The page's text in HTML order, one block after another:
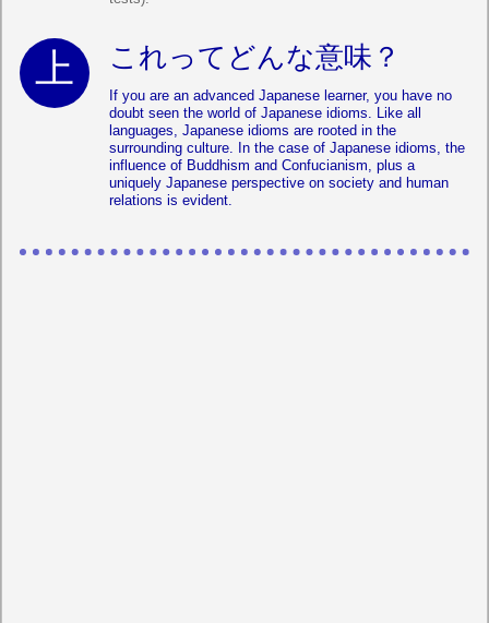
これってどんな意味？
If you are an advanced Japanese learner, you have no
doubt seen the world of Japanese idioms. Like all
languages, Japanese idioms are rooted in the
surrounding culture. In the case of Japanese idioms, the
influence of Buddhism and Confucianism, plus a
uniquely Japanese perspective on society and human
relations is evident.